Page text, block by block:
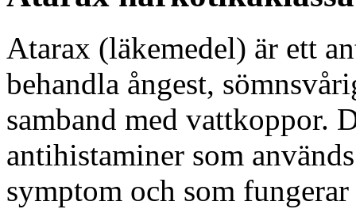
Atarax (läkemedel) är ett
behandla ångest,
samband med vattkoppor.
antihistaminer som
symptom och som